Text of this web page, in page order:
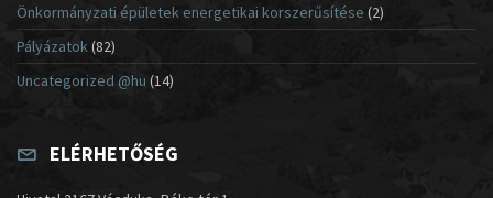
Önkormányzati épületek energetikai korszerűsítése (2)
Pályázatok (82)
Uncategorized @hu (14)
ELÉRHETŐSÉG